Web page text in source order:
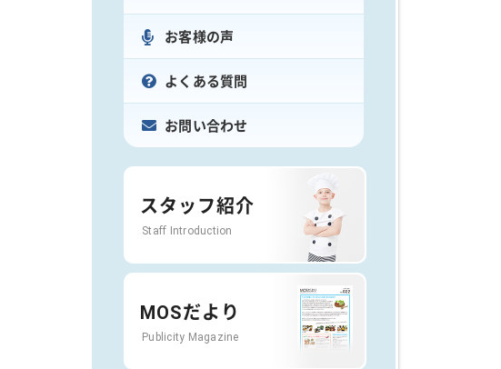
お客様の声
よくある質問
お問い合わせ
スタッフ紹介
Staff Introduction
MOSだより
Publicity Magazine